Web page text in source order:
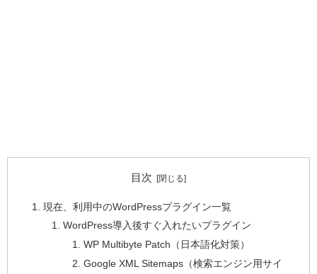
目次
現在、利用中のWordPressプラグイン一覧
WordPress導入後すぐ入れたいプラグイン
WP Multibyte Patch（日本語化対策）
Google XML Sitemaps（検索エンジン用サイ